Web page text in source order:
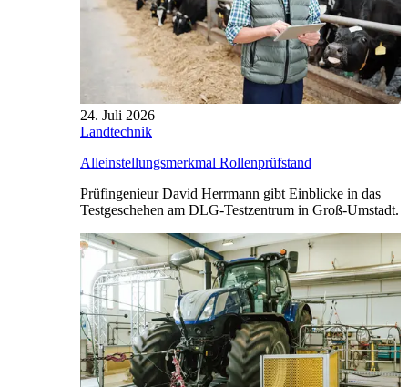
24. Juli 2026
Landtechnik
Alleinstellungsmerkmal Rollenprüfstand
Prüfingenieur David Herrmann gibt Einblicke in das
Testgeschehen am DLG-Testzentrum in Groß-Umstadt.